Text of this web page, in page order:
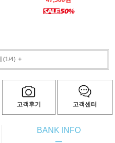
(1/4)+
고객후기 고객센터
BANK INFO
ㅡ